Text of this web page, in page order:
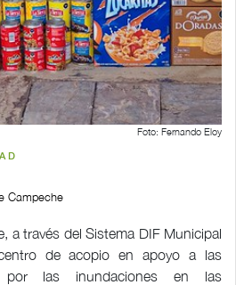
Foto: Fernando Eloy
Campeche
a través del Sistema DIF Municipal
de acopio en apoyo a las
por las inundaciones en las